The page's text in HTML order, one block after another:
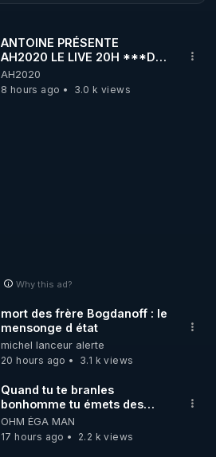
ANTOINE PRÉSENTE
AH2020 LE LIVE 20H ***DU
06/08/2026***
AH2020
8 hours ago
3.0 k views
Why this ad?
mort des frère Bogdanoff : le
mensonge d état
michel lanceur alerte
20 hours ago
3.1 k views
Quand tu te branles
bonhomme tu émets des
ondes ils ont juste omis de
t'expliquer
OHM ÉGA MAN
17 hours ago
2.2 k views